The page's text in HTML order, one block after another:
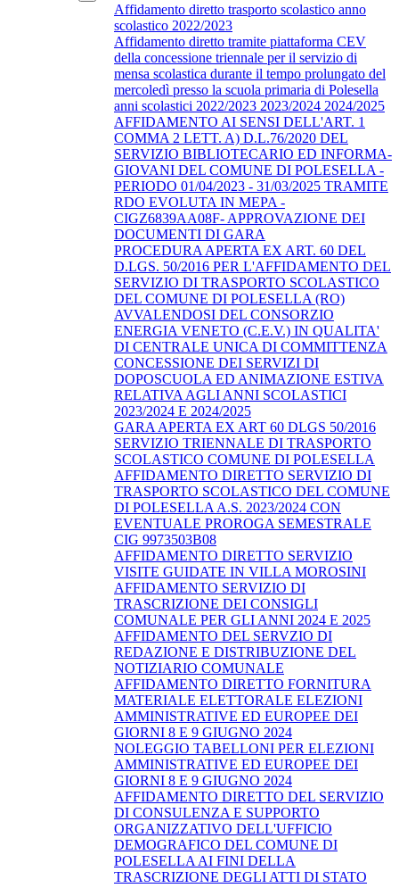
Affidamento diretto trasporto scolastico anno
scolastico 2022/2023
Affidamento diretto tramite piattaforma CEV
della concessione triennale per il servizio di
mensa scolastica durante il tempo prolungato del
mercoledì presso la scuola primaria di Polesella
anni scolastici 2022/2023 2023/2024 2024/2025
AFFIDAMENTO AI SENSI DELL'ART. 1
COMMA 2 LETT. A) D.L.76/2020 DEL
SERVIZIO BIBLIOTECARIO ED INFORMA-
GIOVANI DEL COMUNE DI POLESELLA -
PERIODO 01/04/2023 - 31/03/2025 TRAMITE
RDO EVOLUTA IN MEPA -
CIGZ6839AA08F- APPROVAZIONE DEI
DOCUMENTI DI GARA
PROCEDURA APERTA EX ART. 60 DEL
D.LGS. 50/2016 PER L'AFFIDAMENTO DEL
SERVIZIO DI TRASPORTO SCOLASTICO
DEL COMUNE DI POLESELLA (RO)
AVVALENDOSI DEL CONSORZIO
ENERGIA VENETO (C.E.V.) IN QUALITA'
DI CENTRALE UNICA DI COMMITTENZA
CONCESSIONE DEI SERVIZI DI
DOPOSCUOLA ED ANIMAZIONE ESTIVA
RELATIVA AGLI ANNI SCOLASTICI
2023/2024 E 2024/2025
GARA APERTA EX ART 60 DLGS 50/2016
SERVIZIO TRIENNALE DI TRASPORTO
SCOLASTICO COMUNE DI POLESELLA
AFFIDAMENTO DIRETTO SERVIZIO DI
TRASPORTO SCOLASTICO DEL COMUNE
DI POLESELLA A.S. 2023/2024 CON
EVENTUALE PROROGA SEMESTRALE
CIG 9973503B08
AFFIDAMENTO DIRETTO SERVIZIO
VISITE GUIDATE IN VILLA MOROSINI
AFFIDAMENTO SERVIZIO DI
TRASCRIZIONE DEI CONSIGLI
COMUNALE PER GLI ANNI 2024 E 2025
AFFIDAMENTO DEL SERVZIO DI
REDAZIONE E DISTRIBUZIONE DEL
NOTIZIARIO COMUNALE
AFFIDAMENTO DIRETTO FORNITURA
MATERIALE ELETTORALE ELEZIONI
AMMINISTRATIVE ED EUROPEE DEI
GIORNI 8 E 9 GIUGNO 2024
NOLEGGIO TABELLONI PER ELEZIONI
AMMINISTRATIVE ED EUROPEE DEI
GIORNI 8 E 9 GIUGNO 2024
AFFIDAMENTO DIRETTO DEL SERVIZIO
DI CONSULENZA E SUPPORTO
ORGANIZZATIVO DELL'UFFICIO
DEMOGRAFICO DEL COMUNE DI
POLESELLA AI FINI DELLA
TRASCRIZIONE DEGLI ATTI DI STATO